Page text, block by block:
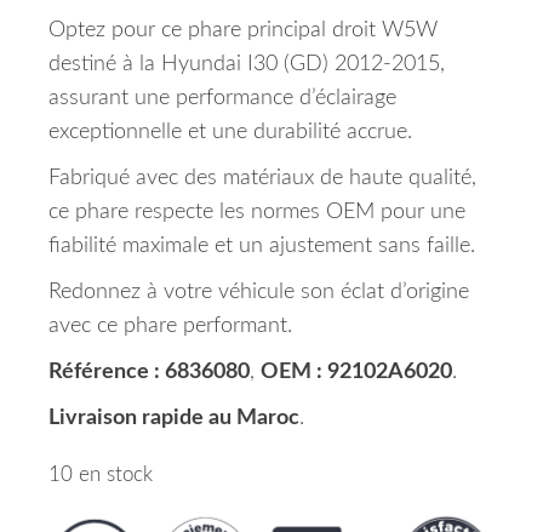
Optez pour ce phare principal droit W5W
destiné à la Hyundai I30 (GD) 2012-2015,
assurant une performance d’éclairage
exceptionnelle et une durabilité accrue.
Fabriqué avec des matériaux de haute qualité,
ce phare respecte les normes OEM pour une
fiabilité maximale et un ajustement sans faille.
Redonnez à votre véhicule son éclat d’origine
avec ce phare performant.
Référence : 6836080, OEM : 92102A6020.
Livraison rapide au Maroc.
10 en stock